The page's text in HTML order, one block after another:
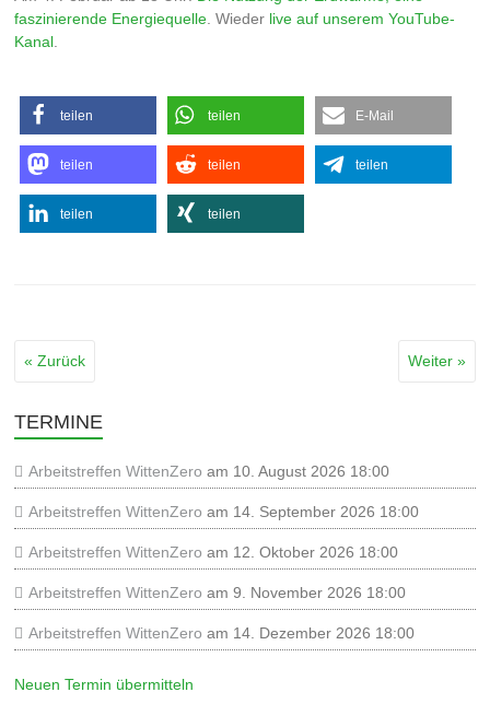
faszinierende Energiequelle. Wieder live auf unserem YouTube-
Kanal.
teilen teilen E-Mail
teilen teilen teilen
teilen teilen
« Zurück Weiter »
TERMINE
Arbeitstreffen WittenZero am 10. August 2026 18:00
Arbeitstreffen WittenZero am 14. September 2026 18:00
Arbeitstreffen WittenZero am 12. Oktober 2026 18:00
Arbeitstreffen WittenZero am 9. November 2026 18:00
Arbeitstreffen WittenZero am 14. Dezember 2026 18:00
Neuen Termin übermitteln